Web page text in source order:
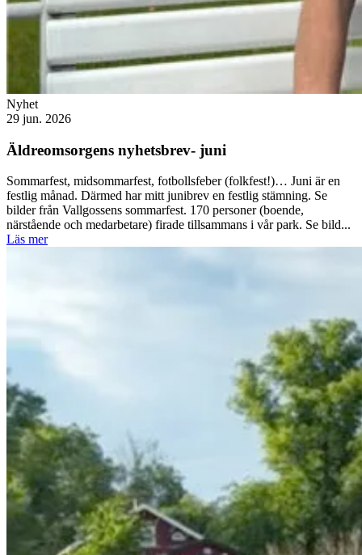
Nyhet
29 jun. 2026
Äldreomsorgens nyhetsbrev- juni
Sommarfest, midsommarfest, fotbollsfeber (folkfest!)… Juni är en
festlig månad. Därmed har mitt junibrev en festlig stämning. Se
bilder från Vallgossens sommarfest. 170 personer (boende,
närstående och medarbetare) firade tillsammans i vår park. Se bild...
Läs mer